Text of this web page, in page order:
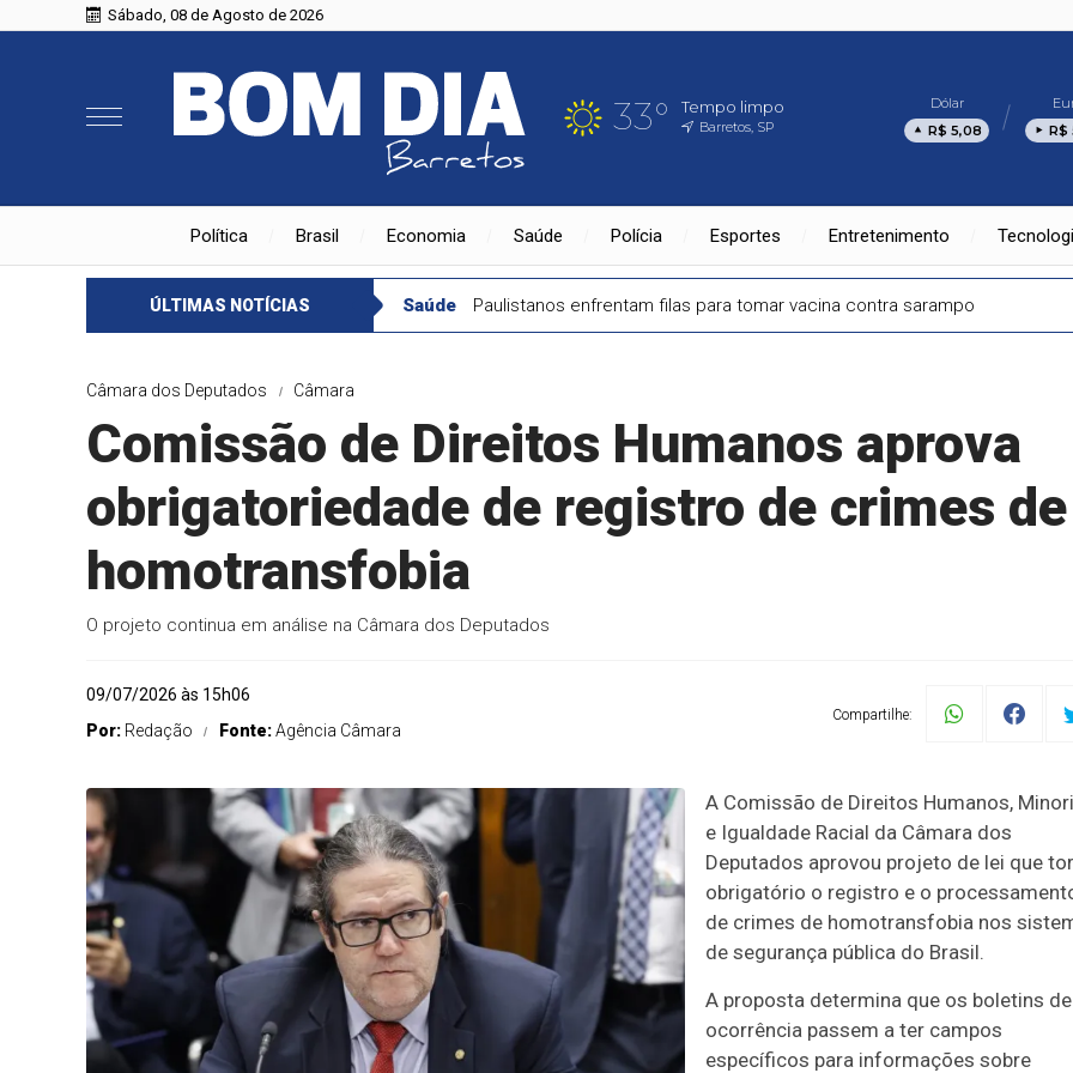
Sábado, 08 de Agosto de 2026
33° Tempo limpo
Barretos, SP
Dólar
R$ 5,08
R$
Política Brasil Economia Saúde Polícia Esportes Entretenimento
ÚLTIMAS NOTÍCIAS Saúde Paulistanos enfrentam filas para tomar vacina contra sarampo
Câmara dos Deputados Câmara
Comissão de Direitos Humanos aprova
obrigatoriedade de registro de crimes de
homotransfobia
O projeto continua em análise na Câmara dos Deputados
09/07/2026 às 15h06
Por: Redação Fonte:Agência Câmara
Compartilhe:
A Comissão de Direitos Humanos,
e Igualdade Racial da Câmara dos
Deputados aprovou projeto de lei que
obrigatório o registro e o
de crimes de homotransfobia nos
de segurança pública do Brasil.
A proposta determina que os boletins de
ocorrência passem a ter campos
específicos para informações sobre